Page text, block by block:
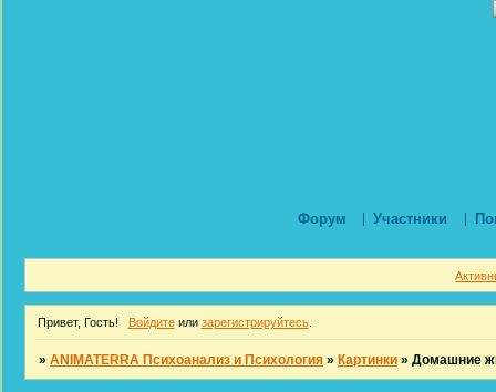
Форум Участники
Привет, Гость! Войдитеили зарегистрируйтесь.
»ANIMATERRA Психоанализ и Психология » Картинки »Домашние